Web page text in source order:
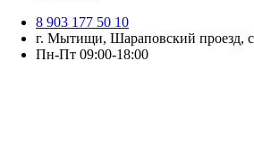
8 903 177 50 10
г. Мытищи, Шараповский проезд,
Пн-Пт 09:00-18:00